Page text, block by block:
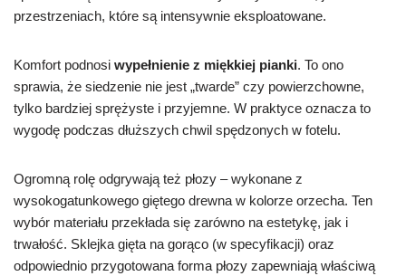
przestrzeniach, które są intensywnie eksploatowane.
Komfort podnosi wypełnienie z miękkiej pianki. To ono
sprawia, że siedzenie nie jest „twarde” czy powierzchowne,
tylko bardziej sprężyste i przyjemne. W praktyce oznacza to
wygodę podczas dłuższych chwil spędzonych w fotelu.
Ogromną rolę odgrywają też płozy – wykonane z
wysokogatunkowego giętego drewna w kolorze orzecha. Ten
wybór materiału przekłada się zarówno na estetykę, jak i
trwałość. Sklejka gięta na gorąco (w specyfikacji) oraz
odpowiednio przygotowana forma płozy zapewniają właściwą